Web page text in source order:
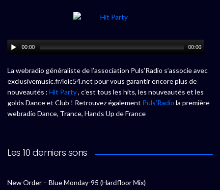
00:00 00:00
La webradio généraliste de l’association Puls’Radio s’associe avec
exclusivemusic.fr/loic54.net pour vous garantir encore plus de
nouveautés : Hit Party, c’est tous les hits, les nouveautés et les
golds Dance et Club ! Retrouvez également Puls’Radio la première
webradio Dance, Trance, Hands Up de France
Les 10 derniers sons
New Order – Blue Monday-95 (Hardfloor Mix)